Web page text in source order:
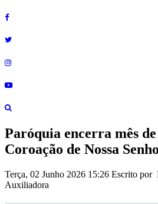
Paróquia encerra mês
Coroação de Nossa
Terça, 02 Junho 2026 15:26 Escrito por
Auxiliadora